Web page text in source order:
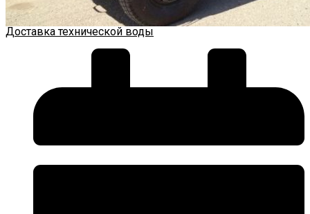
Доставка технической воды